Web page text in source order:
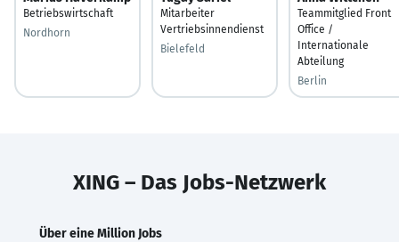
Betriebswirtschaft
Nordhorn
Mitarbeiter
Vertriebsinnendienst
Bielefeld
Teammitglied Front
Office /
Internationale
Abteilung
Berlin
XING – Das Jobs-Netzwerk
Über eine Million Jobs